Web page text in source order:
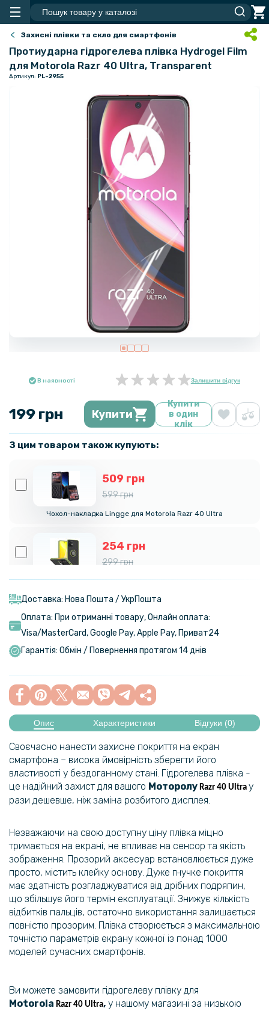
Захисні плівки та скло для смартфонів
Протиударна гідрогелева плівка Hydrogel Film
для Motorola Razr 40 Ultra​, Transparent
Артикул: PL-2955
В наявності Залишити відгук
199 грн Купити
Купити
в один
клік
З цим товаром також купують:
509 грн
599 грн
Чохол-накладка Lingge для Motorola Razr 40 Ultra
254 грн
299 грн
Чохол-накладка TPU Color Matte Ring для Motorola Edge 40 Pro​
309 грн
439 грн
Чохол-книжка Carbon Fiber Texture для Motorola Edge 40 Pro
599 грн
Чохол-накладка Omeve Flip Case для Motorola Razr 40 Ultra
Доставка: Нова Пошта / УкрПошта
Оплата: При отриманні товару, Онлайн оплата:
Visa/MasterСard, Google Pay, Apple Pay, Приват24
Гарантія: Обмін / Повернення протягом 14 днів
Опис Характеристики Відгуки (0)
Своєчасно нанести захисне покриття на екран
смартфона – висока ймовірність зберегти його
властивості у бездоганному стані. Гідрогелева плівка -
це надійний захист для вашого Моторолу Razr 40 Ultra у
рази дешевше, ніж заміна розбитого дисплея.
Незважаючи на свою доступну ціну плівка міцно
тримається на екрані, не впливає на сенсор та якість
зображення. Прозорий аксесуар встановлюється дуже
просто, містить клейку основу. Дуже гнучке покриття
має здатність розгладжуватися від дрібних подряпин,
що збільшує його термін експлуатації. Знижує кількість
відбитків пальців, остаточно використання залишається
повністю прозорим. Плівка створюється з максимальною
точністю параметрів екрану кожної із понад 1000
моделей сучасних смартфонів.
Ви можете замовити гідрогелеву плівку для
Motorola Razr 40 Ultra, у нашому магазині за низькою